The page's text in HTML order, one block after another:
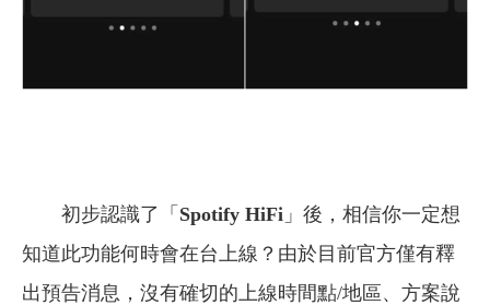
初步認識了「 Spotify HiFi 」後，相信你一定想
知道此功能何時會在台上線？由於目前官方僅有釋
出預告消息，沒有確切的上線時間點/地區、方案說